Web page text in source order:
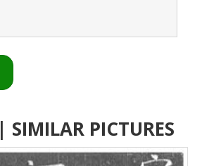
| SIMILAR PICTURES